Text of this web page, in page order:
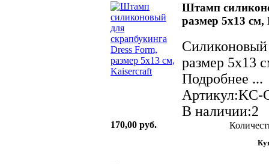
Штамп
размер 5х13 см,
Силиконовый
размер 5х13
Подробнее ...
Артикул:KC-
В наличии:2
170,00 руб.